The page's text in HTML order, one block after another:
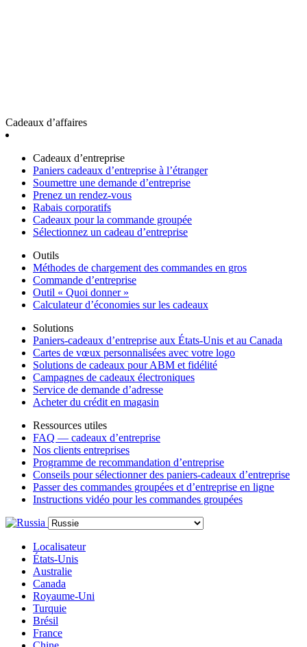
Cadeaux d’affaires
Cadeaux d’entreprise
Paniers cadeaux d’entreprise à l’étranger
Soumettre une demande d’entreprise
Prenez un rendez-vous
Rabais corporatifs
Cadeaux pour la commande groupée
Sélectionnez un cadeau d’entreprise
Outils
Méthodes de chargement des commandes en gros
Commande d’entreprise
Outil « Quoi donner »
Calculateur d’économies sur les cadeaux
Solutions
Paniers-cadeaux d’entreprise aux États-Unis et au Canada
Cartes de vœux personnalisées avec votre logo
Solutions de cadeaux pour ABM et fidélité
Campagnes de cadeaux électroniques
Service de demande d’adresse
Acheter du crédit en magasin
Ressources utiles
FAQ — cadeaux d’entreprise
Nos clients entreprises
Programme de recommandation d’entreprise
Conseils pour sélectionner des paniers-cadeaux d’entreprise
Passer des commandes groupées et d’entreprise en ligne
Instructions vidéo pour les commandes groupées
Localisateur
États-Unis
Australie
Canada
Royaume-Uni
Turquie
Brésil
France